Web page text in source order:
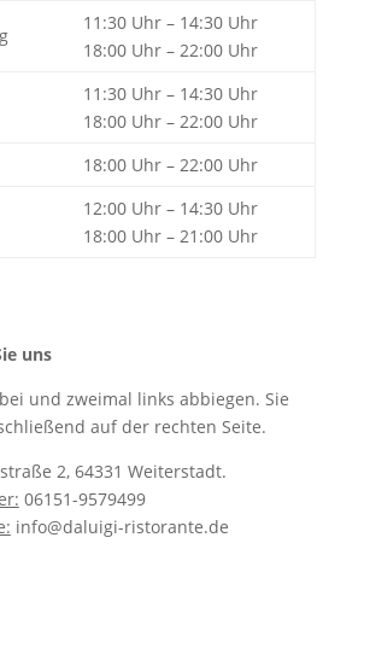
11:30 Uhr – 14:30 Uhr
18:00 Uhr – 22:00 Uhr
11:30 Uhr – 14:30 Uhr
18:00 Uhr – 22:00 Uhr
18:00 Uhr – 22:00 Uhr
12:00 Uhr – 14:30 Uhr
18:00 Uhr – 21:00 Uhr
uns
und zweimal links abbiegen. Sie
auf der rechten Seite.
2, 64331 Weiterstadt.
06151-9579499
info@daluigi-ristorante.de